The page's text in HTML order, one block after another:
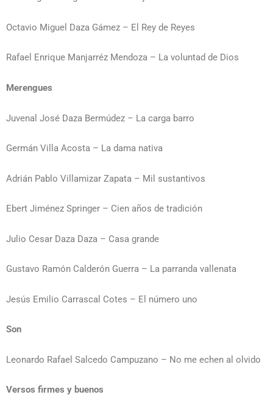
Octavio Miguel Daza Gámez – El Rey de Reyes
Rafael Enrique Manjarréz Mendoza – La voluntad de Dios
Merengues
Juvenal José Daza Bermúdez – La carga barro
Germán Villa Acosta – La dama nativa
Adrián Pablo Villamizar Zapata – Mil sustantivos
Ebert Jiménez Springer – Cien años de tradición
Julio Cesar Daza Daza – Casa grande
Gustavo Ramón Calderón Guerra – La parranda vallenata
Jesús Emilio Carrascal Cotes – El número uno
Son
Leonardo Rafael Salcedo Campuzano – No me echen al olvido
Versos firmes y buenos